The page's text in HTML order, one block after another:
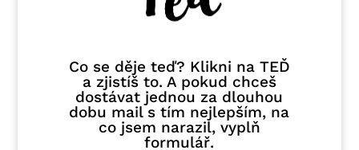
Co se děje teď? Klikni na TEĎ
a zjistíš to. A pokud chceš
dostávat jednou za dlouhou
dobu mail s tím nejlepším, na
co jsem narazil, vyplň
formulář.